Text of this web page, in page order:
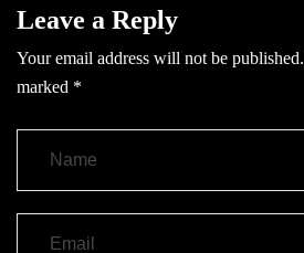
Leave a Reply
Your email address will not be published.
marked *